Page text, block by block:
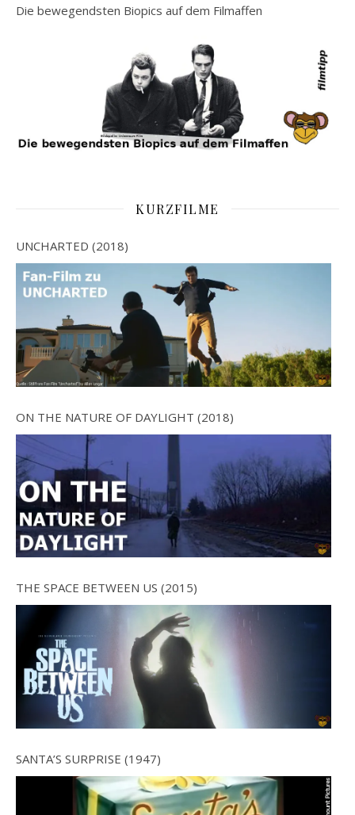
Die bewegendsten Biopics auf dem Filmaffen
KURZFILME
UNCHARTED (2018)
ON THE NATURE OF DAYLIGHT (2018)
THE SPACE BETWEEN US (2015)
SANTA’S SURPRISE (1947)